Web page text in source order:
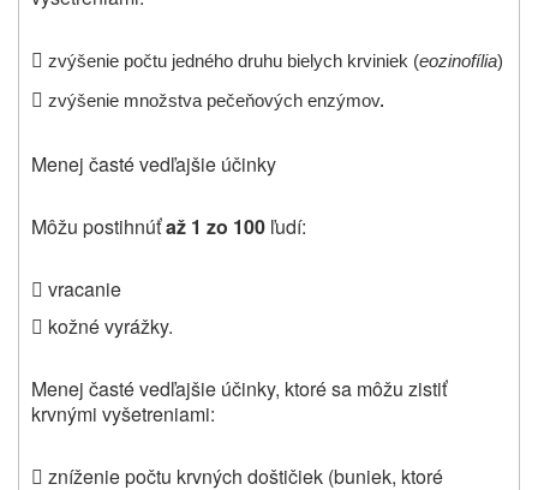
 zvýšenie počtu jedného druhu bielych krviniek (eozinofília)
 zvýšenie množstva pečeňových enzýmov.
Menej časté vedľajšie účinky
Môžu postihnúťaž 1 zo 100 ľudí:
 vracanie
 kožné vyrážky.
Menej časté vedľajšie účinky, ktoré sa môžu zistiť
krvnými vyšetreniami:
 zníženie počtu krvných doštičiek (buniek, ktoré